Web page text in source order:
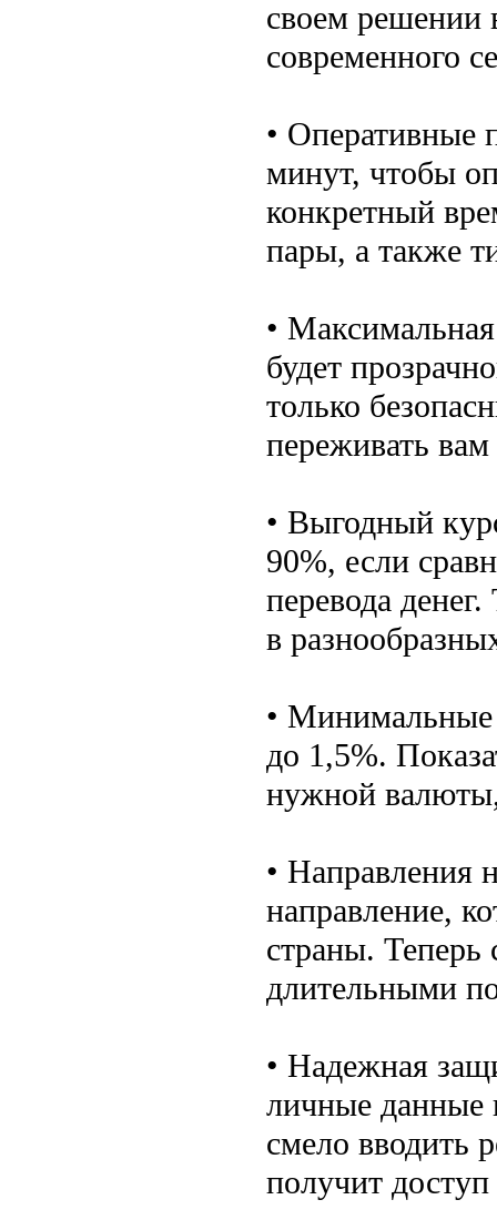
своем решении
современного
• Оперативные
минут, чтобы
конкретный
пары, а также
•
будет
только
переживать
• Выгодный
90%, если
перевода
в
• Минимальные
до 1,5%.
нужной
• Направления
направление,
страны. Теперь
длительными
• Надежная
личные данные
смело вводить
получит